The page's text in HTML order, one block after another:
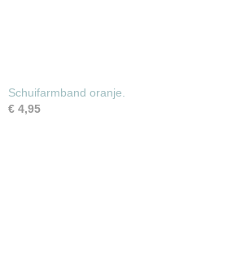
Schuifarmband oranje.
€ 4,95